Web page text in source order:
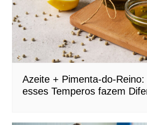
Azeite + Pimenta-do-
esses Temperos fazem